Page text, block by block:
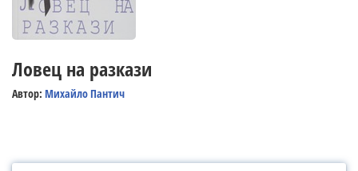
Ловец на разкази
Автор: Михайло Пантич